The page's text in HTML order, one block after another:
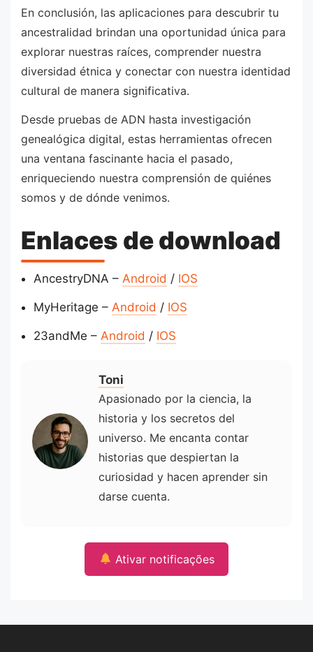
En conclusión, las aplicaciones para descubrir tu
ancestralidad brindan una oportunidad única para
explorar nuestras raíces, comprender nuestra
diversidad étnica y conectar con nuestra identidad
cultural de manera significativa.
Desde pruebas de ADN hasta investigación
genealógica digital, estas herramientas ofrecen
una ventana fascinante hacia el pasado,
enriqueciendo nuestra comprensión de quiénes
somos y de dónde venimos.
Enlaces de download
AncestryDNA – Android / IOS
MyHeritage – Android / IOS
23andMe – Android / IOS
Toni
Apasionado por la ciencia, la
historia y los secretos del
universo. Me encanta contar
historias que despiertan la
curiosidad y hacen aprender sin
darse cuenta.
Ativar notificações